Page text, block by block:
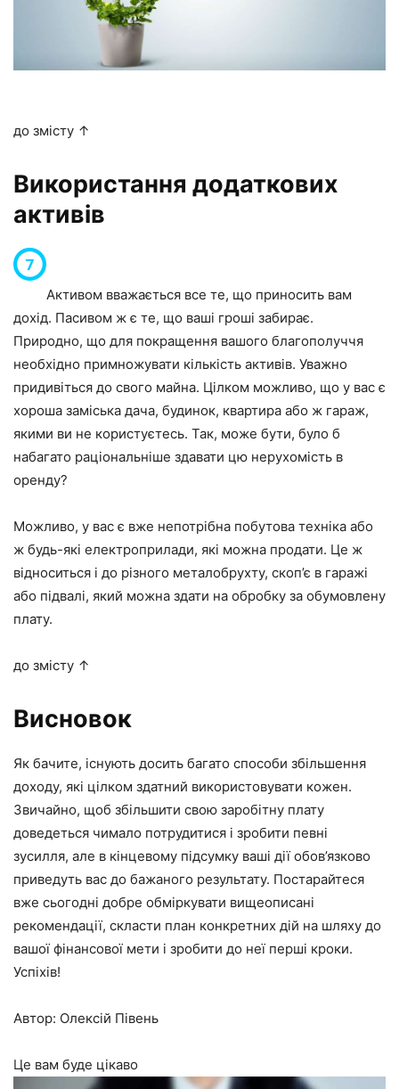
до змісту ↑
Використання додаткових
активів
Активом вважається все те, що приносить вам
дохід. Пасивом ж є те, що ваші гроші забирає.
Природно, що для покращення вашого благополуччя
необхідно примножувати кількість активів. Уважно
придивіться до свого майна. Цілком можливо, що у вас є
хороша заміська дача, будинок, квартира або ж гараж,
якими ви не користуєтесь. Так, може бути, було б
набагато раціональніше здавати цю нерухомість в
оренду?
Можливо, у вас є вже непотрібна побутова техніка або
ж будь-які електроприлади, які можна продати. Це ж
відноситься і до різного металобрухту, скоп’є в гаражі
або підвалі, який можна здати на обробку за обумовлену
плату.
до змісту ↑
Висновок
Як бачите, існують досить багато способи збільшення
доходу, які цілком здатний використовувати кожен.
Звичайно, щоб збільшити свою заробітну плату
доведеться чимало потрудитися і зробити певні
зусилля, але в кінцевому підсумку ваші дії обов’язково
приведуть вас до бажаного результату. Постарайтеся
вже сьогодні добре обміркувати вищеописані
рекомендації, скласти план конкретних дій на шляху до
вашої фінансової мети і зробити до неї перші кроки.
Успіхів!
Автор: Олексій Півень
Це вам буде цікаво